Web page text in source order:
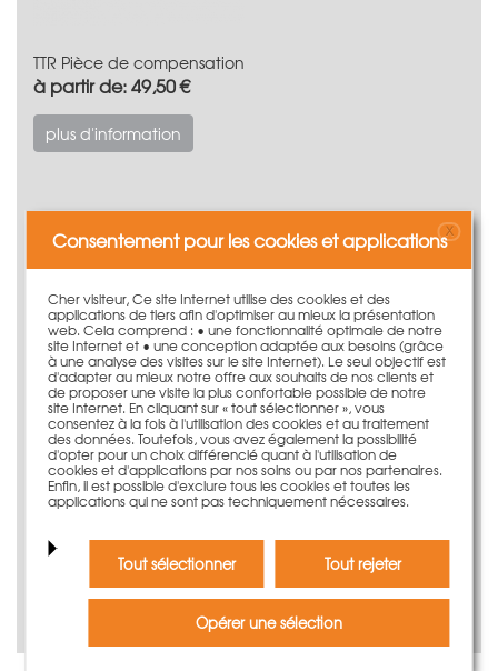
TTR Pièce de compensation
à partir de: 49,50 €
plus d'information
TTR Tôle de compensation
à partir de: 35,50 €
plus d'information
Consentement pour les cookies et applicationsX
Cher visiteur, Ce site Internet utilise des cookies et des
applications de tiers afin d'optimiser au mieux la présentation
web. Cela comprend : • une fonctionnalité optimale de notre
site Internet et • une conception adaptée aux besoins (grâce
à une analyse des visites sur le site Internet). Le seul objectif est
d'adapter au mieux notre offre aux souhaits de nos clients et
de proposer une visite la plus confortable possible de notre
site Internet. En cliquant sur « tout sélectionner », vous
consentez à la fois à l'utilisation des cookies et au traitement
des données. Toutefois, vous avez également la possibilité
d'opter pour un choix différencié quant à l'utilisation de
cookies et d'applications par nos soins ou par nos partenaires.
Enfin, il est possible d'exclure tous les cookies et toutes les
applications qui ne sont pas techniquement nécessaires.
Tout sélectionner Tout rejeter
Opérer une sélection